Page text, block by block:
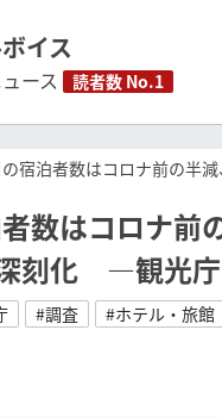
イス
ース 読者数 No.1
宿泊者数はコロナ前の半
数はコロナ前
刻化 ―観光庁
#調査 #ホテル・旅館